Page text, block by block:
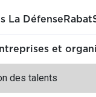
La Défense Rabat
et
des talents